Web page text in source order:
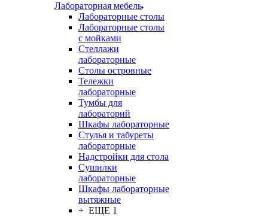
Лабораторная мебель
Лабораторные столы
Лабораторные столы
с мойками
Стеллажи
лабораторные
Столы островные
Тележки
лабораторные
Тумбы для
лабораторий
Шкафы лабораторные
Стулья и табуреты
лабораторные
Надстройки для стола
Сушилки
лабораторные
Шкафы лабораторные
вытяжные
+ ЕЩЕ 1